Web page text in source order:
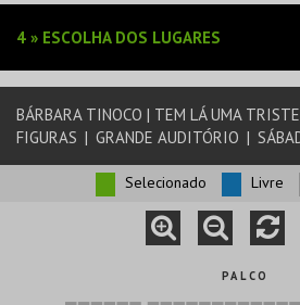
TEATRO & ARTE
MÚSICA & FESTIVAIS
DESPORTO & AVENTURA
4 » ESCOLHA DOS LUGARES
BÁRBARA TINOCO | TEM LÁ UMA
FIGURAS | GRANDE AUDITÓRIO |
Selecionado Livre
P A L C O